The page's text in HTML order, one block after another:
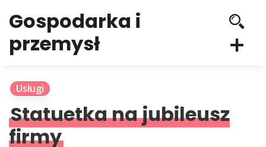
Gospodarka i
przemysł
Usługi
Statuetka na jubileusz
firmy